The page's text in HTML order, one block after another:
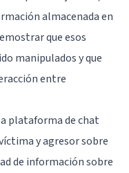
almacenada en
que esos
manipulados y que
entre
plataforma de chat
y agresor sobre
de información sobre